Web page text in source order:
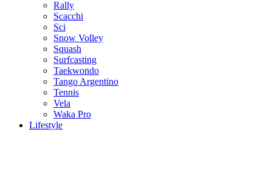
Rally
Scacchi
Sci
Snow Volley
Squash
Surfcasting
Taekwondo
Tango Argentino
Tennis
Vela
Waka Pro
Lifestyle